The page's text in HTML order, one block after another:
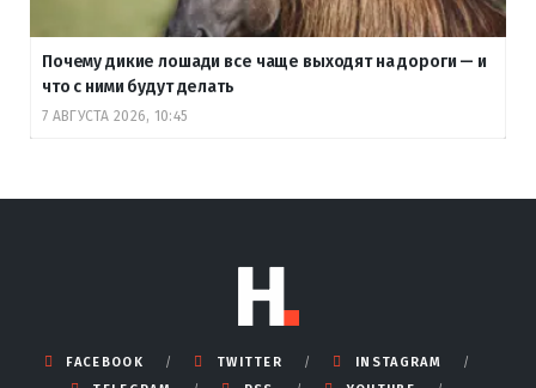
Почему дикие лошади все чаще выходят на дороги — и
что с ними будут делать
7 АВГУСТА 2026, 10:45
FACEBOOK TWITTER
INSTAGRAM